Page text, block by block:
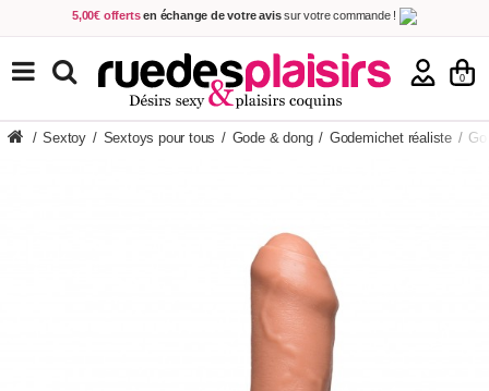
5,00€ offerts en échange de votre avissur votre commande !
Achetez aujourd'hui. Décidez quand payer !
Livraison en 48h
au prix de 2,90 € ! (Offerte dès 69,00€ d'achat)
0
TOUS NOS PRODUITS
/ Sextoy / Sextoys pour tous / Gode & dong / Godemichet réaliste /